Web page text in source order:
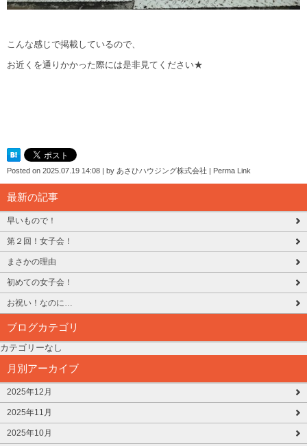
こんな感じで掲載しているので、
お近くを通りかかった際には是非見てください★
Posted on 2025.07.19 14:08 | by あさひハウジング株式会社 | Perma Link
最新の記事
早いもので！
第２回！女子会！
まさかの理由
初めての女子会！
お祝い！なのに…
ブログカテゴリ
カテゴリーなし
月別アーカイブ
2025年12月
2025年11月
2025年10月